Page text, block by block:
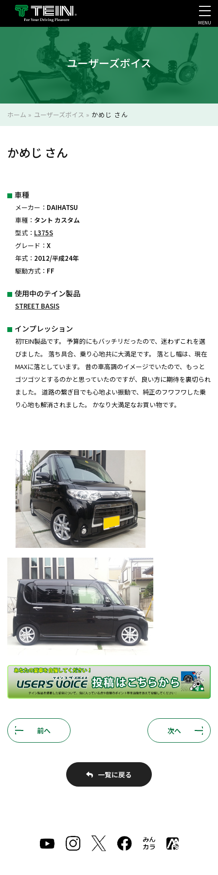
会社案内・採用・IR
MENU
ユーザーズボイス
ホーム » ユーザーズボイス » かめじ さん
かめじ さん
車種
メーカー： DAIHATSU
車種： タント カスタム
型式： L375S
グレード： X
年式： 2012/平成24年
駆動方式： FF
使用中のテイン製品
STREET BASIS
インプレッション
初TEIN製品です。 予算的にもバッチリだったので、迷わずこれを選
びました。 落ち具合、乗り心地共に大満足です。 落とし幅は、現在
MAXに落としています。 昔の車高調のイメージでいたので、もっと
ゴツゴツとするのかと思っていたのですが、良い方に期待を裏切られ
ました。 道路の繋ぎ目でも心地よい振動で、純正のフワフワした乗
り心地も解消されました。 かなり大満足なお買い物です。
前へ 次へ
一覧に戻る